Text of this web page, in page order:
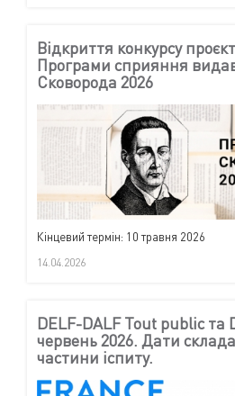
Відкриття конкурсу
Програми сприяння
Сковорода 2026
Кінцевий термін: 10 травня 2026
14.04.2026
DELF-DALF Tout public та
червень 2026. Дати
частини іспиту.